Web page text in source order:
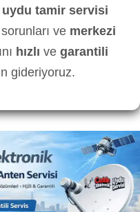
tamir servisi
ve merkezi
hızlı ve garantili
gideriyoruz.